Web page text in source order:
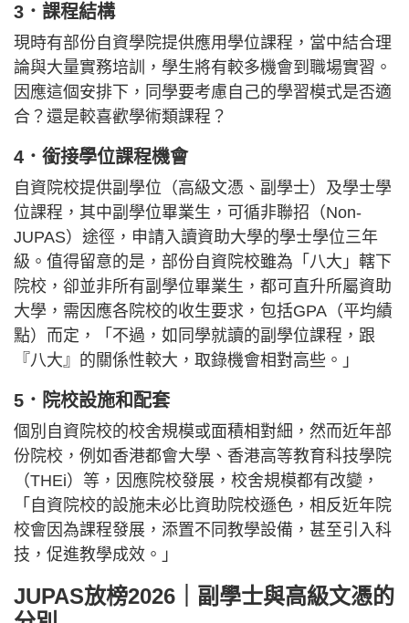
3．課程結構
現時有部份自資學院提供應用學位課程，當中結合理
論與大量實務培訓，學生將有較多機會到職場實習。
因應這個安排下，同學要考慮自己的學習模式是否適
合？還是較喜歡學術類課程？
4．銜接學位課程機會
自資院校提供副學位（高級文憑、副學士）及學士學
位課程，其中副學位畢業生，可循非聯招（Non-
JUPAS）途徑，申請入讀資助大學的學士學位三年
級。值得留意的是，部份自資院校雖為「八大」轄下
院校，卻並非所有副學位畢業生，都可直升所屬資助
大學，需因應各院校的收生要求，包括GPA（平均績
點）而定，「不過，如同學就讀的副學位課程，跟
『八大』的關係性較大，取錄機會相對高些。」
5．院校設施和配套
個別自資院校的校舍規模或面積相對細，然而近年部
份院校，例如香港都會大學、香港高等教育科技學院
（THEi）等，因應院校發展，校舍規模都有改變，
「自資院校的設施未必比資助院校遜色，相反近年院
校會因為課程發展，添置不同教學設備，甚至引入科
技，促進教學成效。」
JUPAS放榜2026｜副學士與高級文憑的